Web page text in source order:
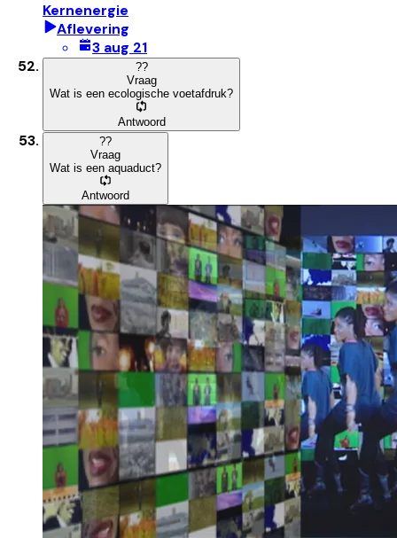
Kernenergie
Aflevering
3 aug 21
??
Vraag
Wat is een ecologische voetafdruk?
Antwoord
??
Vraag
Wat is een aquaduct?
Antwoord